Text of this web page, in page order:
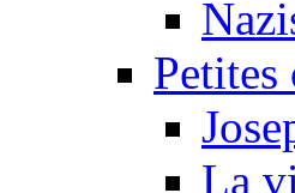
Petites
La